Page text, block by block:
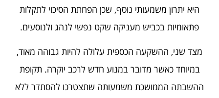
היא יתרון משמעותי נוסף, שכן הפחתת הסיכוי לתקלות
פתאומיות בכביש מעניקה שקט נפשי לנהג ולנוסעים.
מצד שני, ההשקעה הכספית עלולה להיות גבוהה מאוד,
במיוחד כאשר מדובר במנוע חדש לרכב יוקרה. תקופת
ההשבתה הממושכת משמעותה שתצטרכו להסתדר ללא